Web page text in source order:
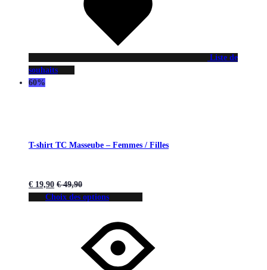
Liste de
souhaits
60%
T-shirt TC Masseube – Femmes / Filles
€ 19,90 €49,90
Choix des options